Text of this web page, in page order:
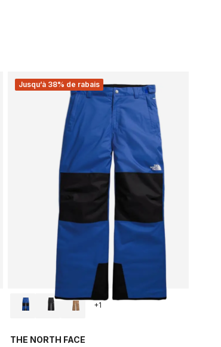
Jusqu’à 38% de rabais
+1
THE NORTH FACE